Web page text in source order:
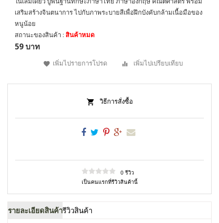
เสริมสร้างจินตนาการ ไปกับภาพระบายสีเพื่อฝึกบังคับกล้ามเนื้อมือของ
หนูน้อย
สถานะของสินค้า : สินค้าหมด
59 บาท
เพิ่มไปรายการโปรด เพิ่มไปเปรียบเทียบ
วิธีการสั่งซื้อ
0 รีวิว
เป็นคนแรกที่รีวิวสินค้านี้
รายละเอียดสินค้ารีวิวสินค้า